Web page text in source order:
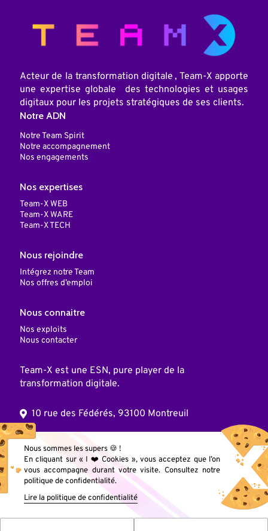
Acteur de la transformation digitale , Team-X apporte
une expertise globale des technologies et usages
digitaux pour les projets stratégiques de ses clients.
Notre ADN
Notre Team Spirit
Notre accompagnement
Nos engagements
Nos expertises
Team-X WEB
Team-X WARE
Team-X TECH
Nous rejoindre
Intégrez notre Team
Nos offres d’emploi
Nous connaitre
Nos exploits
Nous contacter
Team-X est une ESN, pure player de la
transformation digitale.
10 rue des Fédérés, 93100 Montreuil
© 2025 Team X, Inc. Tous droits réservés
Mentions légales
Données personnelles
Nous sommes les supers 🍪 !
En cliquant sur « I ❤️ Cookies », vous acceptez que l’on
vous accompagne durant votre visite. Consultez notre
politique de confidentialité.
Lire la politique de confidentialité